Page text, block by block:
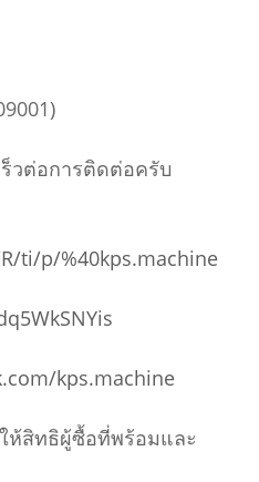
วต่อการติดต่อครับ
ti/p/%40kps.machine
kps.machine
สิทธิผู้ซื้อที่พร้อมและ